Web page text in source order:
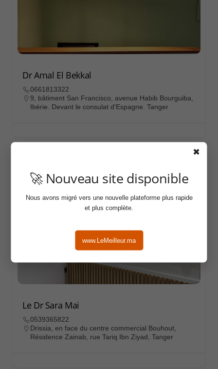
✖
🚀 Nouveau site disponible
Nous avons migré vers une nouvelle plateforme plus rapide
et plus complète.
www.LeMeilleur.ma
Dr Amal El Bekkal
0661813322
9, bâtiment San Francisco, avenue Habib Bourguiba,
Ibérie. Devant le consulat d'Espagne. Tanger
Le Dr Sara Mai
0539365822
Drissia, en face du centre commercial Bouhout,
Résidence Zainab, rue Tariq Ibn Ziyad, Tanger